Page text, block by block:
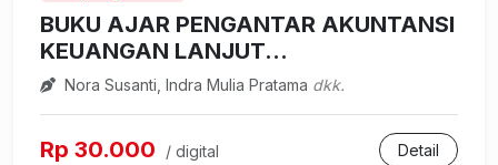
BUKU AJAR PENGANTAR AKUNTANSI
KEUANGAN LANJUT...
Nora Susanti, Indra Mulia Pratama dkk.
Rp 30.000 / digital Detail